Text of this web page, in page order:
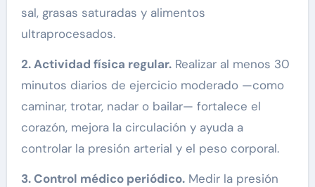
sal, grasas saturadas y alimentos
ultraprocesados.
2. Actividad física regular.Realizar al menos 30
minutos diarios de ejercicio moderado —como
caminar, trotar, nadar o bailar— fortalece el
corazón, mejora la circulación y ayuda a
controlar la presión arterial y el peso corporal.
3. Control médico periódico.Medir la presión